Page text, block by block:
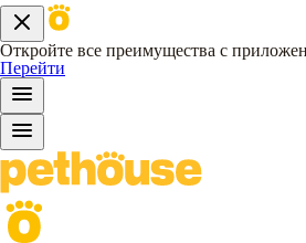
Откройте все преимущества с
Перейти